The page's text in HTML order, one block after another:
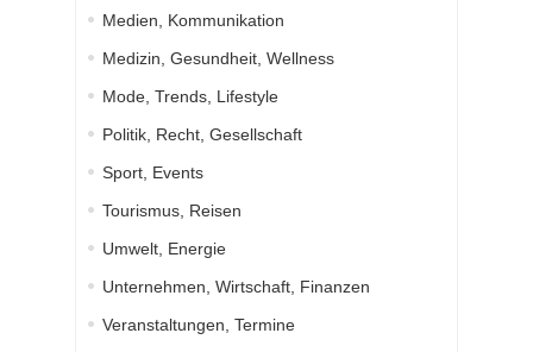
Medien, Kommunikation
Medizin, Gesundheit, Wellness
Mode, Trends, Lifestyle
Politik, Recht, Gesellschaft
Sport, Events
Tourismus, Reisen
Umwelt, Energie
Unternehmen, Wirtschaft, Finanzen
Veranstaltungen, Termine